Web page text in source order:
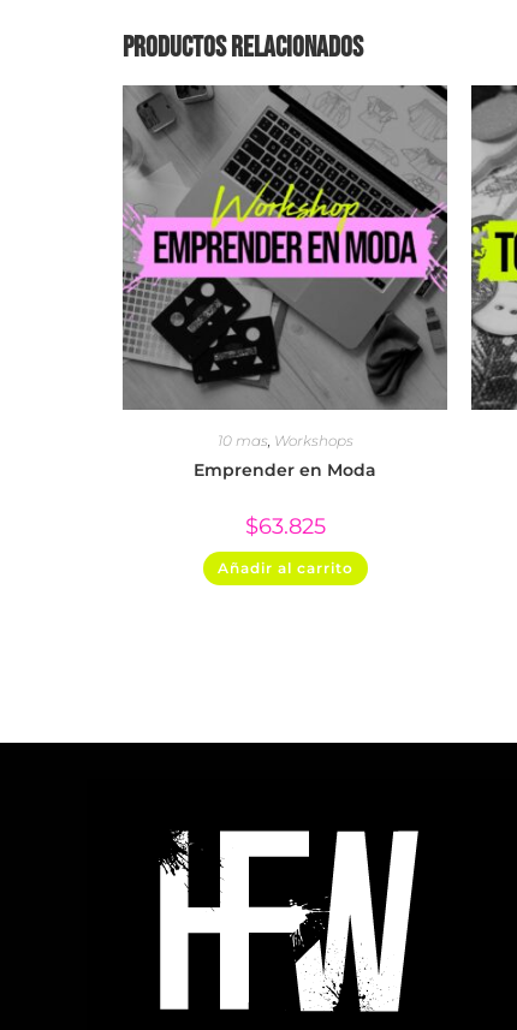
Productos relacionados
10 mas Workshops
Emprender en Moda
$63.825
Añadir al carrito